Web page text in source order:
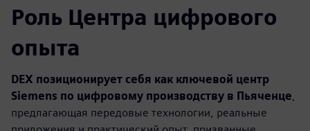
Роль Центра цифрового
опыта
DEX позиционирует себя как ключевой центр
Siemens по цифровому производству в Пьяченце
предлагающая передовые технологии, реальные